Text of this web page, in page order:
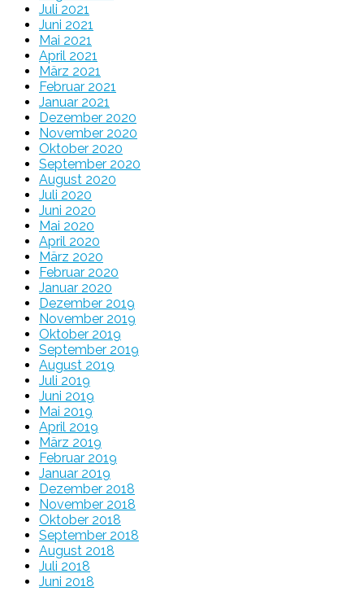
Juli 2021
Juni 2021
Mai 2021
April 2021
März 2021
Februar 2021
Januar 2021
Dezember 2020
November 2020
Oktober 2020
September 2020
August 2020
Juli 2020
Juni 2020
Mai 2020
April 2020
März 2020
Februar 2020
Januar 2020
Dezember 2019
November 2019
Oktober 2019
September 2019
August 2019
Juli 2019
Juni 2019
Mai 2019
April 2019
März 2019
Februar 2019
Januar 2019
Dezember 2018
November 2018
Oktober 2018
September 2018
August 2018
Juli 2018
Juni 2018